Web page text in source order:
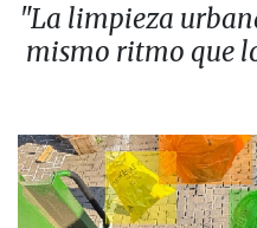
"La limpieza
mismo ritmo que